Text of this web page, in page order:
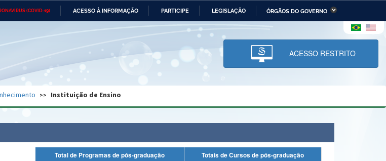
(COVID-19) ACESSO À INFORMAÇÃO PARTICIPE LEGISLAÇÃO ÓRGÃOS DO GOVERNO
Ministério das Relações Ministério da Economia Ministério da Infraestrutura
Ministério da Ciência,
Tecnologia, Inovações e
Comunicações
e dos Direitos Humanos
União Banco Central do Brasil Planalto
ACESSO RESTRITO
Instituição de Ensino
Total de Programas de pós-graduação
Totais de Cursos de pós-graduação